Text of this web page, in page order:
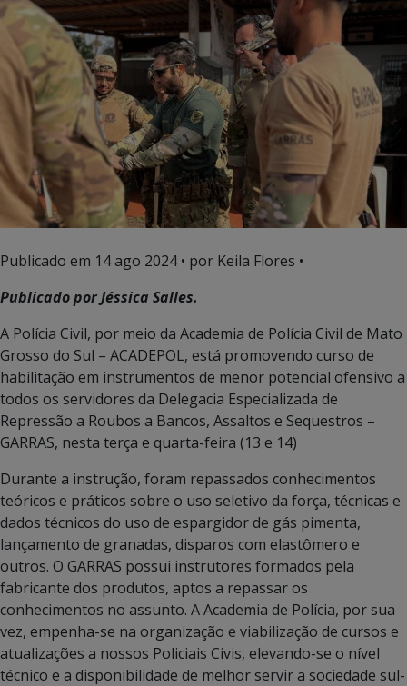
Publicado em 14 ago 2024• por Keila Flores •
Publicado por Jéssica Salles.
A Polícia Civil, por meio da Academia de Polícia Civil de Mato
Grosso do Sul – ACADEPOL, está promovendo curso de
habilitação em instrumentos de menor potencial ofensivo a
todos os servidores da Delegacia Especializada de
Repressão a Roubos a Bancos, Assaltos e Sequestros –
GARRAS, nesta terça e quarta-feira (13 e 14)
Durante a instrução, foram repassados conhecimentos
teóricos e práticos sobre o uso seletivo da força, técnicas e
dados técnicos do uso de espargidor de gás pimenta,
lançamento de granadas, disparos com elastômero e
outros. O GARRAS possui instrutores formados pela
fabricante dos produtos, aptos a repassar os
conhecimentos no assunto. A Academia de Polícia, por sua
vez, empenha-se na organização e viabilização de cursos e
atualizações a nossos Policiais Civis, elevando-se o nível
técnico e a disponibilidade de melhor servir a sociedade sul-